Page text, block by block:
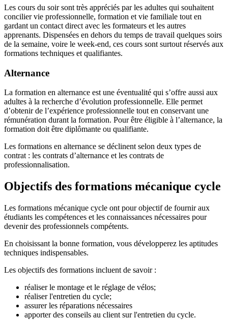
Les cours du soir sont très appréciés par les adultes qui souhaitent
concilier vie professionnelle, formation et vie familiale tout en
gardant un contact direct avec les formateurs et les autres
apprenants. Dispensées en dehors du temps de travail quelques soirs
de la semaine, voire le week-end, ces cours sont surtout réservés aux
formations techniques et qualifiantes.
Alternance
La formation en alternance est une éventualité qui s’offre aussi aux
adultes à la recherche d’évolution professionnelle. Elle permet
d’obtenir de l’expérience professionnelle tout en conservant une
rémunération durant la formation. Pour être éligible à l’alternance, la
formation doit être diplômante ou qualifiante.
Les formations en alternance se déclinent selon deux types de
contrat : les contrats d’alternance et les contrats de
professionnalisation.
Objectifs des formations mécanique cycle
Les formations mécanique cycle ont pour objectif de fournir aux
étudiants les compétences et les connaissances nécessaires pour
devenir des professionnels compétents.
En choisissant la bonne formation, vous développerez les aptitudes
techniques indispensables.
Les objectifs des formations incluent de savoir :
réaliser le montage et le réglage de vélos;
réaliser l'entretien du cycle;
assurer les réparations nécessaires
apporter des conseils au client sur l'entretien du cycle.